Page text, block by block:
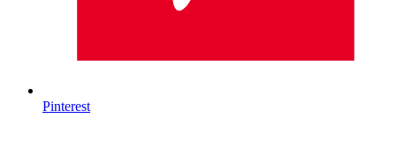
Pinterest